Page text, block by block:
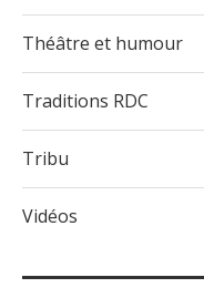
Théâtre et humour
Traditions RDC
Tribu
Vidéos